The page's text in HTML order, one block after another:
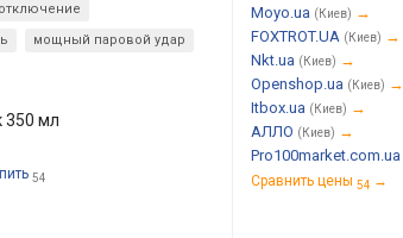
мощный паровой удар
350 мл
54
Moyo.ua (Киев) →
FOXTROT.UA (Киев) →
Nkt.ua (Киев) →
Openshop.ua (Киев) →
Itbox.ua (Киев) →
АЛЛО (Киев) →
Pro100market.com.ua
Сравнить цены 54 →